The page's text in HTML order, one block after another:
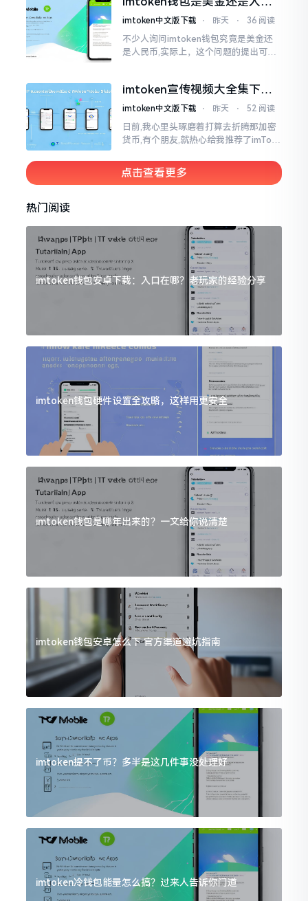
就迷糊了
币？其实它是个“多面手”
imtoken中文版下载 ⋅ 昨天 ⋅ 36 阅读
不少人询问imtoken钱包究竟是美金还
是人民币,实际上，这个问题的提出可谓
一个“钱包”而已
imtoken宣传视频大全集下
载，新手看完就懂怎么用
imtoken中文版下载 ⋅ 昨天 ⋅ 52 阅读
日前,我心里头琢磨着打算去折腾那加密
货币,有个朋友,就热心给我推荐了imTok
之后,我去到网上搜索了一番,嘿
点击查看更多
热门阅读
imtoken钱包安卓下载：入口在哪？老玩家的经验分享
imtoken钱包硬件设置全攻略，这样用更安全
imtoken钱包是哪年出来的？一文给你说清楚
imtoken钱包安卓怎么下 官方渠道避坑指南
imtoken提不了币？多半是这几件事没处理好
imtoken冷钱包能量怎么搞？过来人告诉你门道